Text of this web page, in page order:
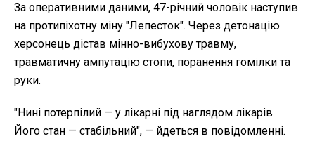
За оперативними даними, 47-річний чоловік наступив
на протипіхотну міну "Лепесток". Через детонацію
херсонець дістав мінно-вибухову травму,
травматичну ампутацію стопи, поранення гомілки та
руки.
"Нині потерпілий — у лікарні під наглядом лікарів.
Його стан — стабільний", — йдеться в повідомленні.